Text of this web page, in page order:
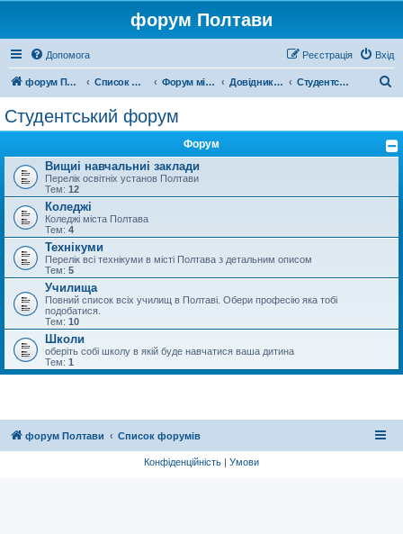
форум Полтави
Допомога Вхід
Реєстрація
форум Полтави Список форумів Форум міста Полтава Довідник Полтави Студентський форум
у
Студентський форум
Форум
Вищиі навчальниі заклади
Перелік освітніх установ Полтави
Тем: 12
Коледжі
Коледжі міста Полтава
Тем: 4
Технікуми
Перелік всі технікуми в місті Полтава з детальним описом
Тем: 5
Училища
Повний список всіх училищ в Полтаві. Обери професію яка тобі
подобатися.
Тем: 10
Школи
оберіть собі школу в якій буде навчатися ваша дитина
Тем: 1
форум Полтави Список форумів
Конфіденційність | Умови